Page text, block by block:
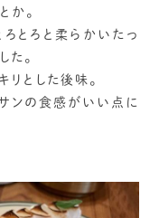
か。
とろと柔らかいたっ
た。
リとした後味。
ンの食感がいい点に